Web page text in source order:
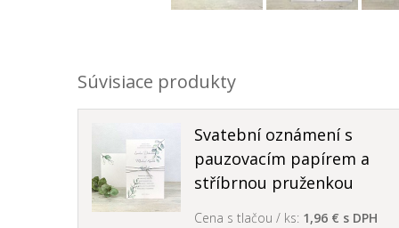
Súvisiace produkty
Svatební oznámení s
pauzovacím papírem a
stříbrnou pruženkou
Cena s tlačou / ks: 1,96 € s DPH